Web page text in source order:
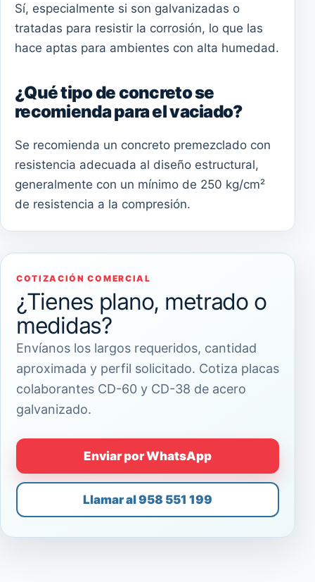
Sí, especialmente si son galvanizadas o
tratadas para resistir la corrosión, lo que las
hace aptas para ambientes con alta humedad.
¿Qué tipo de concreto se
recomienda para el vaciado?
Se recomienda un concreto premezclado con
resistencia adecuada al diseño estructural,
generalmente con un mínimo de 250 kg/cm²
de resistencia a la compresión.
COTIZACIÓN COMERCIAL
¿Tienes plano, metrado o
medidas?
Envíanos los largos requeridos, cantidad
aproximada y perfil solicitado. Cotiza placas
colaborantes CD-60 y CD-38 de acero
galvanizado.
Enviar por WhatsApp
Llamar al 958 551 199